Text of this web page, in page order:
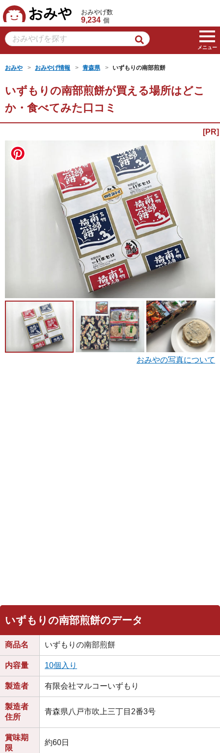
おみや
おみやげ数
9,234 個
メニュー
おみや おみやげ情報 青森県 いずもりの南部煎餅
いずもりの南部煎餅が買える場所はどこ
か・食べてみた口コミ
おみやの写真について
いずもりの南部煎餅のデータ
商品名 いずもりの南部煎餅
内容量 10個入り
製造者 有限会社マルコーいずもり
製造者
住所
青森県八戸市吹上三丁目2番3号
賞味期
限
約60日